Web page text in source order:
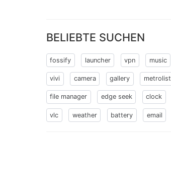
BELIEBTE SUCHEN
fossify launcher vpn music
vivi camera gallery metrolist
file manager edge seek clock
vlc weather battery email